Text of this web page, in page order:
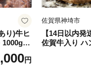
り)牛ヒ
1000g
円
佐賀県神埼市
【14日以内発
佐賀牛入り ハ
黒毛和牛 ブ